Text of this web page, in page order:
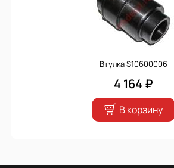
Втулка S10600006
4 164 ₽
В корзину